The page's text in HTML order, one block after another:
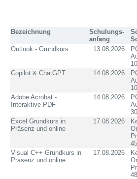
Bezeichnung
Schulungs-
anfang
Outlook - Grundkurs
13.08.2026
Copilot & ChatGPT
14.08.2026
Adobe Acrobat -
Interaktive PDF
14.08.2026
Excel Grundkurs in
Präsenz und online
17.08.2026
Visual C++ Grundkurs in
Präsenz und online
17.08.2026